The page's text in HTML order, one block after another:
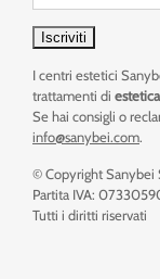
I centri estetici
trattamenti di estetica
Se hai consigli o
info@sanybei.com.
© Copyright Sanybei
Partita IVA:
Tutti i diritti riservati